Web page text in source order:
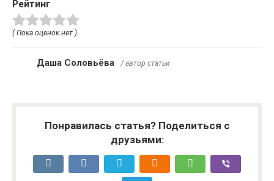
Рейтинг
( Пока оценок нет )
Даша Соловьёва / автор статьи
Понравилась статья? Поделиться с
друзьями: